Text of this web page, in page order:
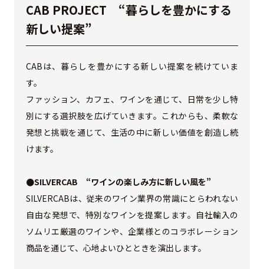
CAB PROJECT “暮らしを豊かにする
新しい提案”
CABは、暮らしを豊かにする新しい提案を続けていま
す。
ファッション、カフェ、ワインを通じて、日常を少し特
別にする選択肢を広げていきます。これからも、柔軟な
発想と挑戦を通じて、生活の中に新しい価値を創造し続
けます。
●SILVERCAB “ワインの楽しみ方に新しい風を”
SILVERCABは、従来のワイン業界の常識にとらわれない
自由な発想で、特別なワインを提案します。自社輸入の
ソムリエ厳選のワインや、企業様とのコラボレーション
商品を通じて、心地よいひとときを演出します。